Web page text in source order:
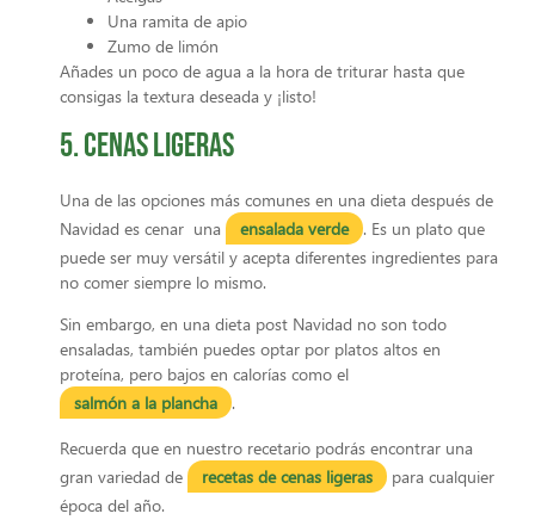
Una ramita de apio
Zumo de limón
Añades un poco de agua a la hora de triturar hasta que
consigas la textura deseada y ¡listo!
5. Cenas ligeras
Una de las opciones más comunes en una dieta después de
Navidad es cenar una
ensalada verde
. Es un plato que
puede ser muy versátil y acepta diferentes ingredientes para
no comer siempre lo mismo.
Sin embargo, en una dieta post Navidad no son todo
ensaladas, también puedes optar por platos altos en
proteína, pero bajos en calorías como el
salmón a la plancha
.
Recuerda que en nuestro recetario podrás encontrar una
gran variedad de
recetas de cenas ligeras
para cualquier
época del año.